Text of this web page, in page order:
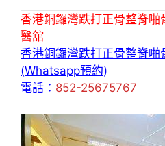
香港銅鑼灣跌打正骨整脊
醫舘
香港銅鑼灣跌打正骨整脊
(Whatsapp預約)
電話： 852-25675767